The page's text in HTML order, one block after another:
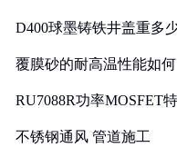
D400球墨铸铁井盖重多
覆膜砂的耐高温性能如何
RU7088R功率MOSFET
不锈钢通风 管道施工